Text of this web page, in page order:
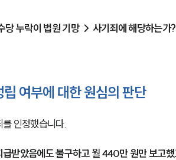
당 누락이 법원 기망 → 사기죄에 해당하는가?
여부에 대한 원심의 판단
인정했습니다.
급받았음에도 불구하고 월 440만 원만 보고